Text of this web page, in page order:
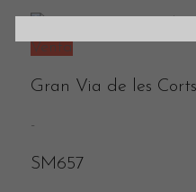
Venta
Gran Via de les
-
SM657